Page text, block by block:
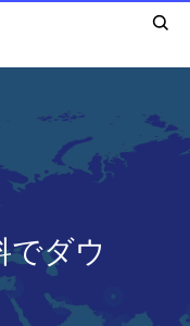
ダウ